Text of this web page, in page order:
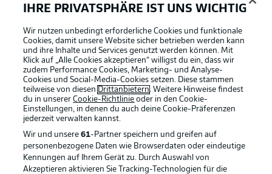
Bundesliga App
Fantasy Manager
#BundesligaWIRKT
Football as it's meant to be
IHRE PRIVATSPHÄRE IST UNS WICHTIG
Wir nutzen unbedingt erforderliche Cookies und funktionale
Cookies, damit unsere Website sicher betrieben werden kann
und ihre Inhalte und Services genutzt werden können. Mit
Klick auf „Alle Cookies akzeptieren“ willigst du ein, dass wir
zudem Performance Cookies, Marketing- und Analyse-
Cookies und Social-Media-Cookies setzen. Diese stammen
teilweise von diesen Drittanbietern. Weitere Hinweise findest
du in unsererCookie-Richtlinie oder in den Cookie-
Einstellungen, in denen du auch deine Cookie-Präferenzen
jederzeit verwalten kannst.
Wir und unsere61-Partner speichern und greifen auf
personenbezogene Daten wie Browserdaten oder eindeutige
Kennungen auf Ihrem Gerät zu. Durch Auswahl von
Akzeptieren aktivieren Sie Tracking-Technologien für die